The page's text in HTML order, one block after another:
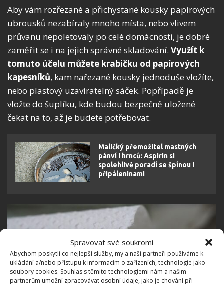
Spravovat své soukromí
Abychom poskytli co nejlepší služby, my a naši partneři používáme k
ukládání a/nebo přístupu k informacím o zařízeních, technologie jako
soubory cookies. Souhlas s těmito technologiemi nám a našim
partnerům umožní zpracovávat osobní údaje, jako je chování při
Aby vám rozřezané a přichystané kousky papírových
ubrousků nezabíraly mnoho místa, nebo vlivem
průvanu nepoletovaly po celé domácnosti, je dobré
zaměřit se i na jejich správné skladování. Využít k
tomuto účelu můžete krabičku od papírových
kapesníků, kam nařezané kousky jednoduše vložíte,
nebo plastový uzavíratelný sáček. Popřípadě je
vložte do šuplíku, kde budou bezpečně uložené
čekat na to, až je budete potřebovat.
Maličký přemožitel mastných
pánví i hrnců: Aspirin si
spolehlivě poradí se špínou i
připáleninami